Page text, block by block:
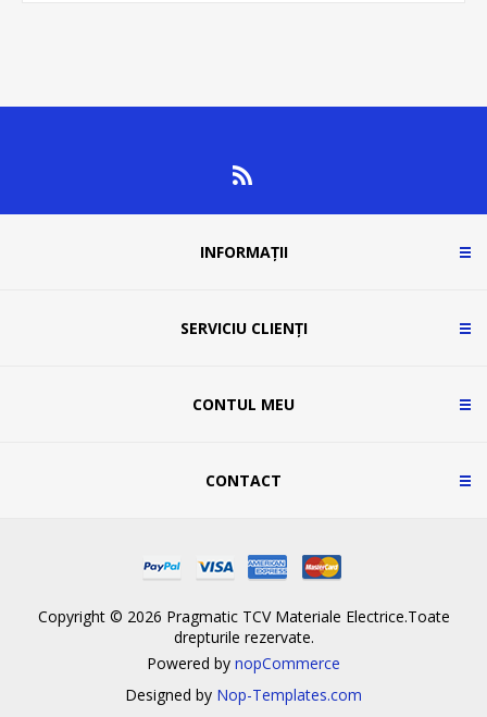
INFORMAȚII
SERVICIU CLIENȚI
CONTUL MEU
CONTACT
Copyright © 2026 Pragmatic TCV Materiale Electrice.Toate
drepturile rezervate.
Powered by nopCommerce
Designed by Nop-Templates.com